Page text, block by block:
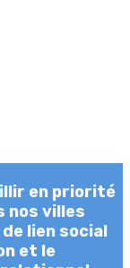
en priorité
nos villes
lien social
et le